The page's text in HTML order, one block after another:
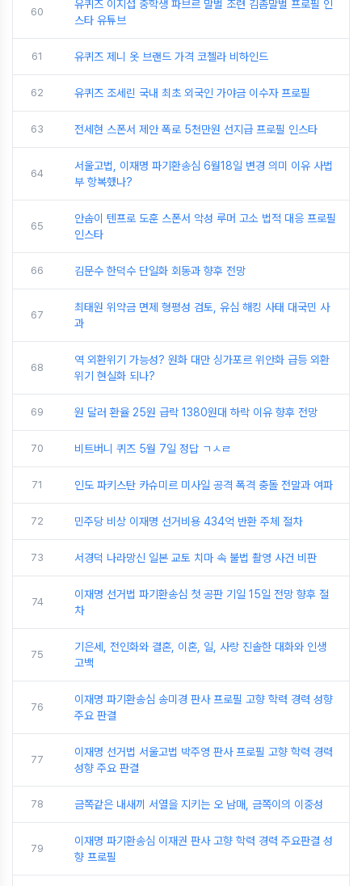
60
유퀴즈 이지섭 중학생 파브르 말벌 조련 김좀말벌 프로필 인
스타 유튜브
61 유퀴즈 제니 옷 브랜드 가격 코첼라 비하인드
62 유퀴즈 조세린 국내 최초 외국인 가야금 이수자 프로필
63 전세현 스폰서 제안 폭로 5천만원 선지급 프로필 인스타
64
서울고법, 이재명 파기환송심 6월18일 변경 의미 이유 사법
부 항복했나?
65
안솜이 텐프로 도훈 스폰서 악성 루머 고소 법적 대응 프로필
인스타
66 김문수 한덕수 단일화 회동과 향후 전망
67
최태원 위약금 면제 형평성 검토, 유심 해킹 사태 대국민 사
과
68
역 외환위기 가능성? 원화 대만 싱가포르 위안화 급등 외환
위기 현실화 되나?
69 원 달러 환율 25원 급락 1380원대 하락 이유 향후 전망
70 비트버니 퀴즈 5월 7일 정답 ㄱㅅㄹ
71 인도 파키스탄 카슈미르 미사일 공격 폭격 충돌 전말과 여파
72 민주당 비상 이재명 선거비용 434억 반환 주체 절차
73 서경덕 나라망신 일본 교토 치마 속 불법 촬영 사건 비판
74
이재명 선거법 파기환송심 첫 공판 기일 15일 전망 향후 절
차
75
기은세, 전인화와 결혼, 이혼, 일, 사랑 진솔한 대화와 인생
고백
76
이재명 파기환송심 송미경 판사 프로필 고향 학력 경력 성향
주요 판결
77
이재명 선거법 서울고법 박주영 판사 프로필 고향 학력 경력
성향 주요 판결
78 금쪽같은 내새끼 서열을 지키는 오 남매, 금쪽이의 이중성
79
이재명 파기환송심 이재권 판사 고향 학력 경력 주요판결 성
향 프로필